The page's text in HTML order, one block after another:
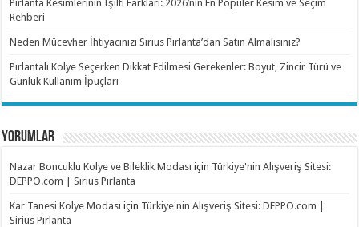
Pırlanta Kesimlerinin Işıltı Farkları: 2026’nın En Popüler Kesim ve Seçim
Rehberi
Neden Mücevher İhtiyacınızı Sirius Pırlanta’dan Satın Almalısınız?
Pırlantalı Kolye Seçerken Dikkat Edilmesi Gerekenler: Boyut, Zincir Türü ve
Günlük Kullanım İpuçları
YORUMLAR
Nazar Boncuklu Kolye ve Bileklik Modası için Türkiye'nin Alışveriş Sitesi:
DEPPO.com | Sirius Pırlanta
Kar Tanesi Kolye Modası için Türkiye'nin Alışveriş Sitesi: DEPPO.com |
Sirius Pırlanta